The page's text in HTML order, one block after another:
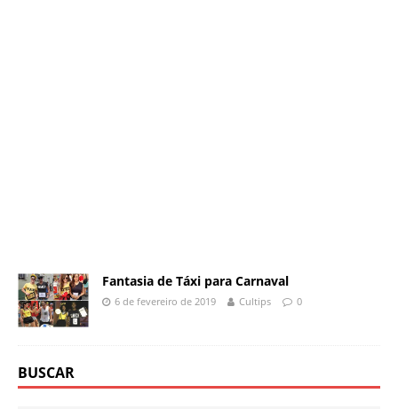
Fantasia de Táxi para Carnaval
6 de fevereiro de 2019 Cultips 0
BUSCAR